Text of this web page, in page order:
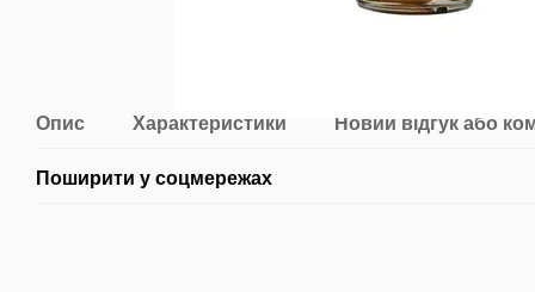
Опис Характеристики Новий відгук або
Поширити у соцмережах